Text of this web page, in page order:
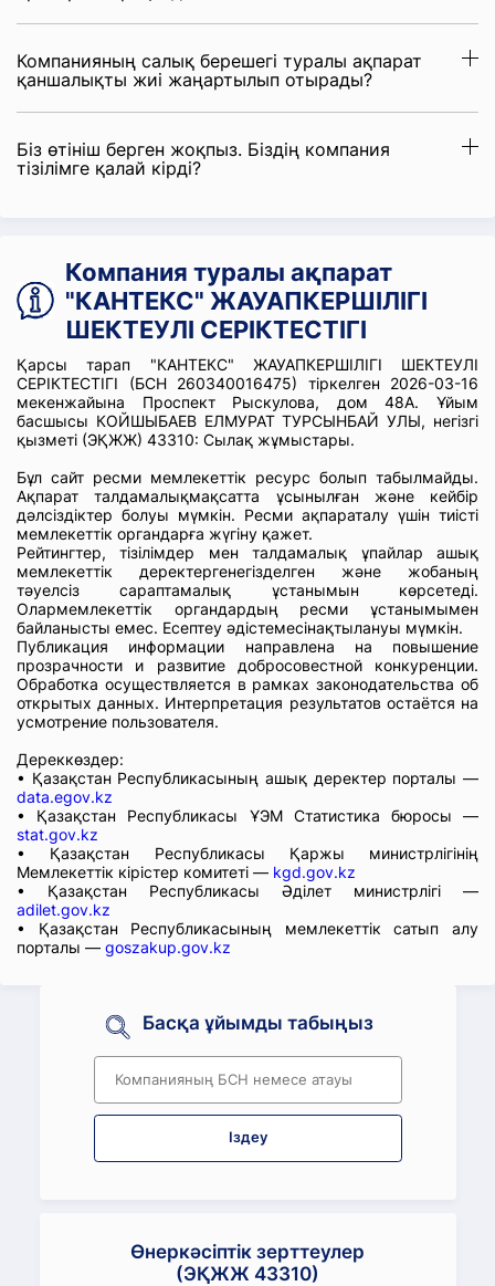
Компанияның салық берешегі туралы ақпарат
қаншалықты жиі жаңартылып отырады?
Біз өтініш берген жоқпыз. Біздің компания
тізілімге қалай кірді?
Компания туралы ақпарат
"КАНТЕКС" ЖАУАПКЕРШІЛІГІ
ШЕКТЕУЛІ СЕРІКТЕСТІГІ
Қарсы тарап "КАНТЕКС" ЖАУАПКЕРШІЛІГІ ШЕКТЕУЛІ
СЕРІКТЕСТІГІ (БСН 260340016475) тіркелген 2026-03-16
мекенжайына Проспект Рыскулова, дом 48А. Ұйым
басшысы КОЙШЫБАЕВ ЕЛМУРАТ ТУРСЫНБАЙ УЛЫ, негізгі
қызметі (ЭҚЖЖ) 43310: Сылақ жұмыстары.
Бұл сайт ресми мемлекеттік ресурс болып табылмайды.
Ақпарат талдамалықмақсатта ұсынылған және кейбір
дәлсіздіктер болуы мүмкін. Ресми ақпараталу үшін тиісті
мемлекеттік органдарға жүгіну қажет.
Рейтингтер, тізілімдер мен талдамалық ұпайлар ашық
мемлекеттік деректергенегізделген және жобаның
тәуелсіз сараптамалық ұстанымын көрсетеді.
Олармемлекеттік органдардың ресми ұстанымымен
байланысты емес. Есептеу әдістемесінақтылануы мүмкін.
Публикация информации направлена на повышение
прозрачности и развитие добросовестной конкуренции.
Обработка осуществляется в рамках законодательства об
открытых данных. Интерпретация результатов остаётся на
усмотрение пользователя.
Дереккөздер:
• Қазақстан Республикасының ашық деректер порталы —
data.egov.kz
• Қазақстан Республикасы ҰЭМ Статистика бюросы —
stat.gov.kz
• Қазақстан Республикасы Қаржы министрлігінің
Мемлекеттік кірістер комитеті — kgd.gov.kz
• Қазақстан Республикасы Әділет министрлігі —
adilet.gov.kz
• Қазақстан Республикасының мемлекеттік сатып алу
порталы — goszakup.gov.kz
Басқа ұйымды табыңыз
Іздеу
Өнеркәсіптік зерттеулер
(ЭҚЖЖ 43310)